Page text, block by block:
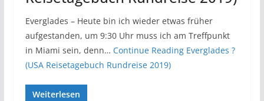
Everglades – Heute bin ich wieder etwas früher
aufgestanden, um 9:30 Uhr muss ich am Treffpunkt
in Miami sein, denn… Continue ReadingEverglades ?
(USA Reisetagebuch Rundreise 2019)
Weiterlesen